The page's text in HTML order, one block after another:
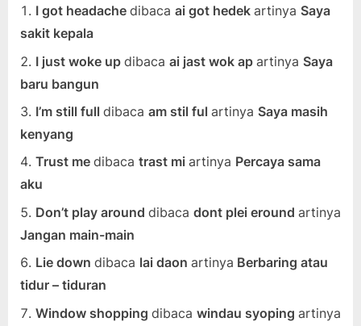
I got headache dibaca ai got hedek artinya Saya
sakit kepala
I just woke up dibaca ai jast wok ap artinya Saya
baru bangun
I’m still full dibaca am stil ful artinya Saya masih
kenyang
Trust me dibaca trast mi artinya Percaya sama
aku
Don’t play around dibaca dont plei eround artinya
Jangan main-main
Lie down dibaca lai daon artinya Berbaring atau
tidur – tiduran
Window shopping dibaca windau syoping artinya